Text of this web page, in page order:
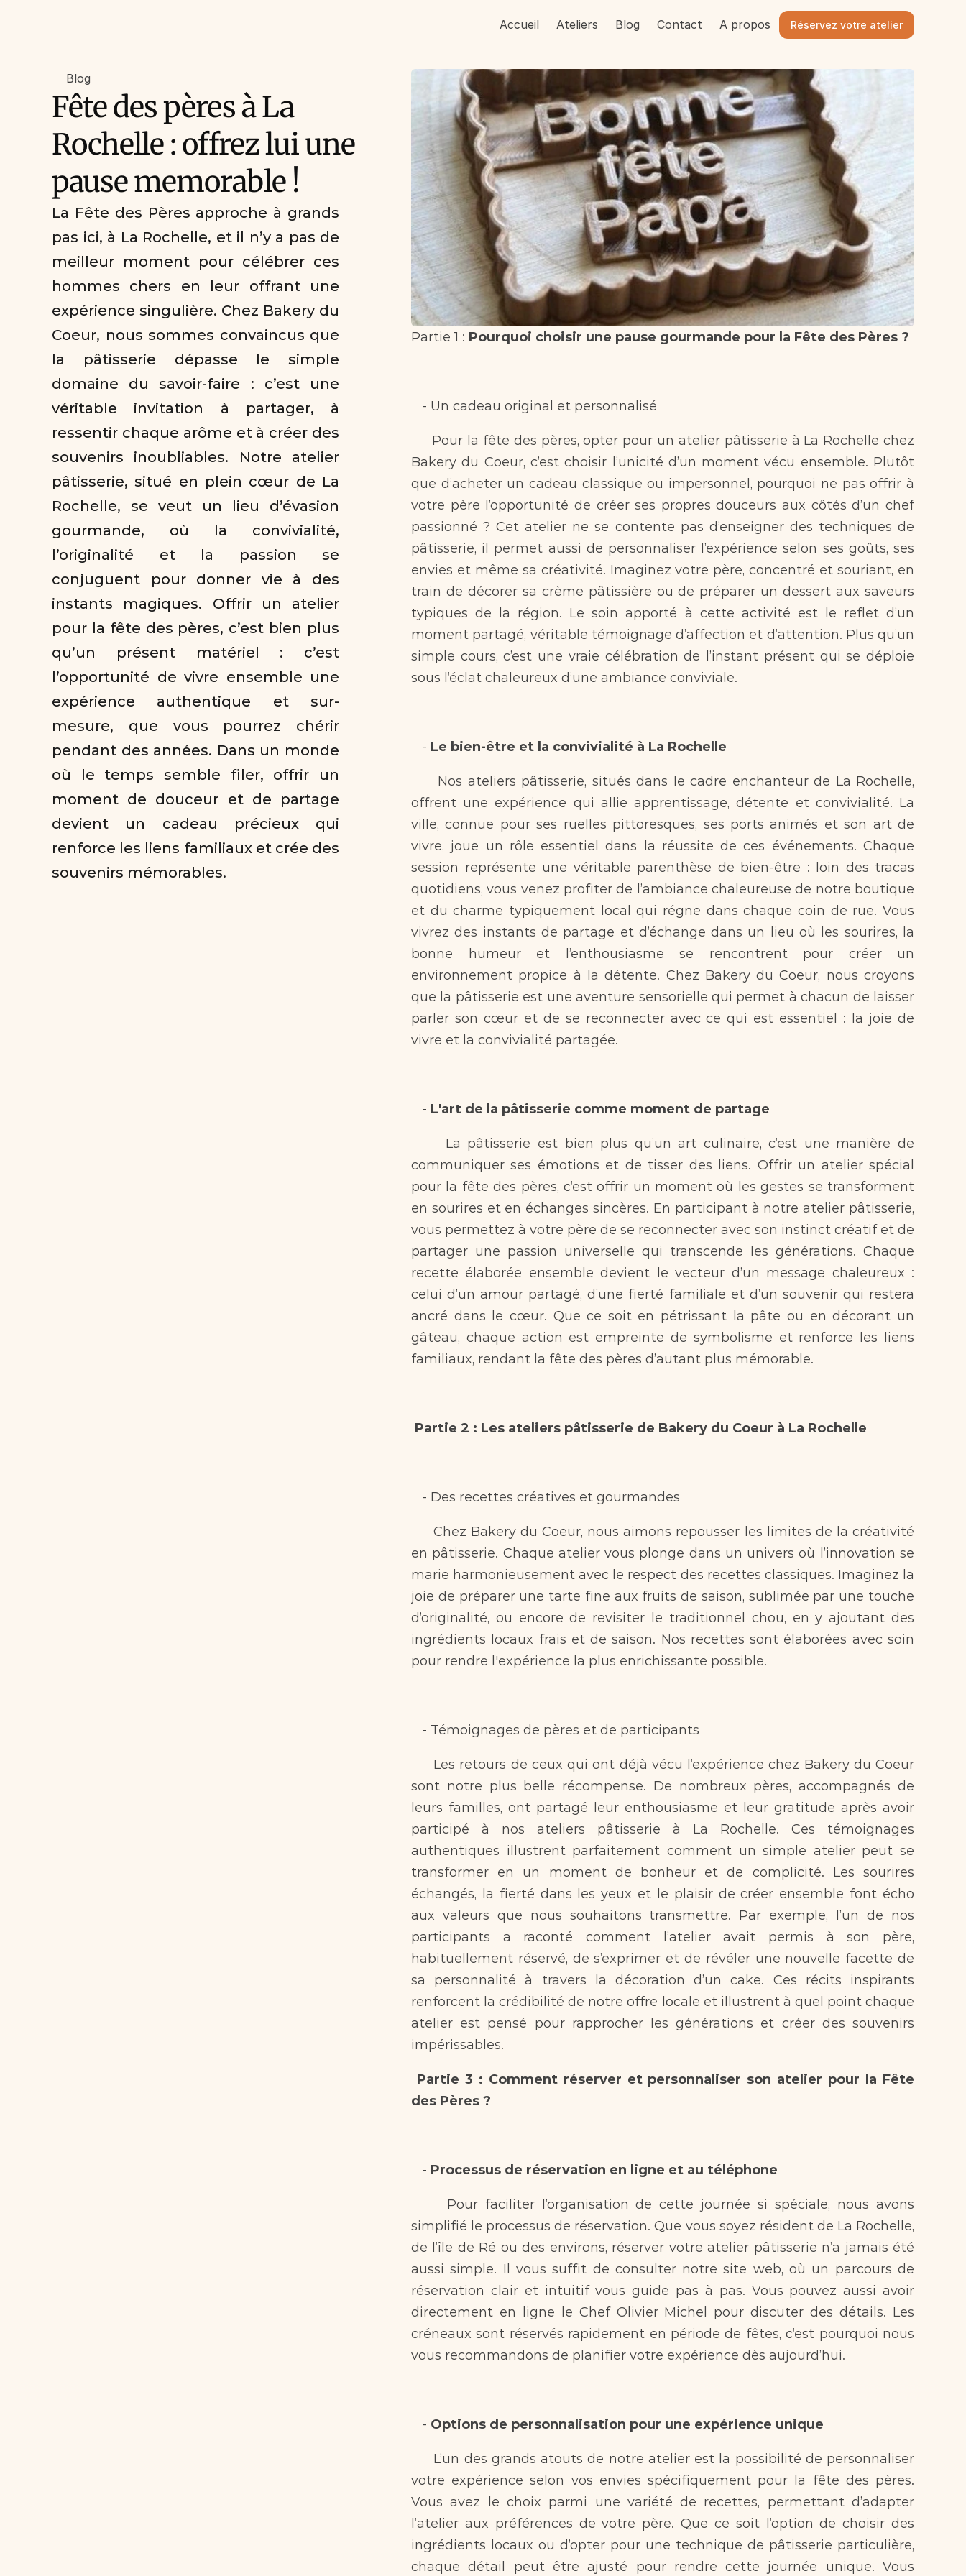
Blog
Fête des pères à La
Rochelle : offrez lui une
pause memorable !
La Fête des Pères approche à grands
pas ici, à La Rochelle, et il n’y a pas de
meilleur moment pour célébrer ces
hommes chers en leur offrant une
expérience singulière. Chez Bakery du
Coeur, nous sommes convaincus que
la pâtisserie dépasse le simple
domaine du savoir-faire : c’est une
véritable invitation à partager, à
ressentir chaque arôme et à créer des
souvenirs inoubliables. Notre atelier
pâtisserie, situé en plein cœur de La
Rochelle, se veut un lieu d’évasion
gourmande, où la convivialité,
l’originalité et la passion se
conjuguent pour donner vie à des
instants magiques. Offrir un atelier
pour la fête des pères, c’est bien plus
qu’un présent matériel : c’est
l’opportunité de vivre ensemble une
expérience authentique et sur-
mesure, que vous pourrez chérir
pendant des années. Dans un monde
où le temps semble filer, offrir un
moment de douceur et de partage
devient un cadeau précieux qui
renforce les liens familiaux et crée des
souvenirs mémorables.
Partie 1 :
   - Un cadeau original et personnalisé
Bakery du Coeur, c’est choisir l’unicité d’un moment vécu ensemble. Plutôt
que d’acheter un cadeau classique ou impersonnel, pourquoi ne pas offrir à
votre père l’opportunité de créer ses propres douceurs aux côtés d’un chef
passionné ? Cet atelier ne se contente pas d’enseigner des techniques de
pâtisserie, il permet aussi de personnaliser l’expérience selon ses goûts, ses
envies et même sa créativité. Imaginez votre père, concentré et souriant, en
train de décorer sa crème pâtissière ou de préparer un dessert aux saveurs
typiques de la région. Le soin apporté à cette activité est le reflet d’un
moment partagé, véritable témoignage d’affection et d’attention. Plus qu’un
simple cours, c’est une vraie célébration de l’instant présent qui se déploie
sous l’éclat chaleureux d’une ambiance conviviale.
   -
Le bien-être et la convivialité à La Rochelle
offrent une expérience qui allie apprentissage, détente et convivialité. La
ville, connue pour ses ruelles pittoresques, ses ports animés et son art de
vivre, joue un rôle essentiel dans la réussite de ces événements. Chaque
session représente une véritable parenthèse de bien-être : loin des tracas
quotidiens, vous venez profiter de l’ambiance chaleureuse de notre boutique
et du charme typiquement local qui régne dans chaque coin de rue. Vous
vivrez des instants de partage et d’échange dans un lieu où les sourires, la
bonne humeur et l’enthousiasme se rencontrent pour créer un
environnement propice à la détente. Chez Bakery du Coeur, nous croyons
que la pâtisserie est une aventure sensorielle qui permet à chacun de laisser
parler son cœur et de se reconnecter avec ce qui est essentiel : la joie de
vivre et la convivialité partagée.
   -
L'art de la pâtisserie comme moment de partage
communiquer ses émotions et de tisser des liens. Offrir un atelier spécial
pour la fête des pères, c’est offrir un moment où les gestes se transforment
en sourires et en échanges sincères. En participant à notre atelier pâtisserie,
vous permettez à votre père de se reconnecter avec son instinct créatif et de
partager une passion universelle qui transcende les générations. Chaque
recette élaborée ensemble devient le vecteur d’un message chaleureux :
celui d’un amour partagé, d’une fierté familiale et d’un souvenir qui restera
ancré dans le cœur. Que ce soit en pétrissant la pâte ou en décorant un
gâteau, chaque action est empreinte de symbolisme et renforce les liens
familiaux, rendant la fête des pères d’autant plus mémorable.
Partie 2 : Les ateliers pâtisserie de Bakery du Coeur à La Rochelle
   - Des recettes créatives et gourmandes
en pâtisserie. Chaque atelier vous plonge dans un univers où l’innovation se
marie harmonieusement avec le respect des recettes classiques. Imaginez la
joie de préparer une tarte fine aux fruits de saison, sublimée par une touche
d’originalité, ou encore de revisiter le traditionnel chou, en y ajoutant des
ingrédients locaux frais et de saison. Nos recettes sont élaborées avec soin
pour rendre l'expérience la plus enrichissante possible.
   - Témoignages de pères et de participants
sont notre plus belle récompense. De nombreux pères, accompagnés de
leurs familles, ont partagé leur enthousiasme et leur gratitude après avoir
participé à nos ateliers pâtisserie à La Rochelle. Ces témoignages
authentiques illustrent parfaitement comment un simple atelier peut se
transformer en un moment de bonheur et de complicité. Les sourires
échangés, la fierté dans les yeux et le plaisir de créer ensemble font écho
aux valeurs que nous souhaitons transmettre. Par exemple, l’un de nos
participants a raconté comment l’atelier avait permis à son père,
habituellement réservé, de s’exprimer et de révéler une nouvelle facette de
sa personnalité à travers la décoration d’un cake. Ces récits inspirants
renforcent la crédibilité de notre offre locale et illustrent à quel point chaque
atelier est pensé pour rapprocher les générations et créer des souvenirs
impérissables.
Partie 3 : Comment réserver et personnaliser son atelier pour la Fête
des Pères ?
   -
Processus de réservation en ligne et au téléphone
simplifié le processus de réservation. Que vous soyez résident de La Rochelle,
de l’île de Ré ou des environs, réserver votre atelier pâtisserie n’a jamais été
aussi simple. Il vous suffit de consulter notre site web, où un parcours de
réservation clair et intuitif vous guide pas à pas. Vous pouvez aussi avoir
directement en ligne le Chef Olivier Michel pour discuter des détails. Les
créneaux sont réservés rapidement en période de fêtes, c’est pourquoi nous
vous recommandons de planifier votre expérience dès aujourd’hui.
   -
Options de personnalisation pour une expérience unique
votre expérience selon vos envies spécifiquement pour la fête des pères.
Vous avez le choix parmi une variété de recettes, permettant d’adapter
l’atelier aux préférences de votre père. Que ce soit l’option de choisir des
ingrédients locaux ou d’opter pour une technique de pâtisserie particulière,
chaque détail peut être ajusté pour rendre cette journée unique. Vous
Accueil Ateliers Blog Contact A propos Réservez votre atelier